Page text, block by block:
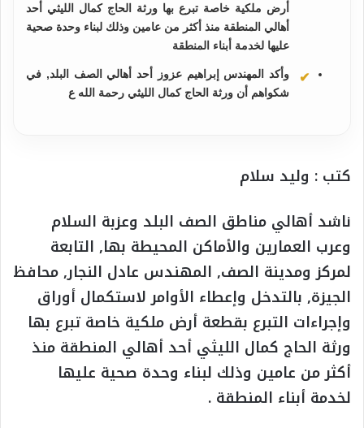
أرض ملكية خاصة تبرع بها ورثة الحاج كمال الليثي أحد
أهالي المنطقة منذ أكثر من عامين وذلك لبناء وحدة صحية
عليها لخدمة أبناء المنطقة
وأكد المهندس إبراهيم عزوز أحد أهالي الصف البلد, في
شكواهم أن ورثة الحاج كمال الليثي رحمة الله ع
كتب : وليد سلام
ناشد أهالي مناطق الصف البلد وعزبة السلام
وعرب العمارين والأماكن المحيطة بها, التابعة
لمركز ومدينة الصف, المهندس عادل النجار, محافظ
الجيزة, بالتدخل وإعطاء الأوامر لاستكمال أوراق
وإجراءات التبرع بقطعة أرض ملكية خاصة تبرع بها
ورثة الحاج كمال الليثي أحد أهالي المنطقة منذ
أكثر من عامين وذلك لبناء وحدة صحية عليها
لخدمة أبناء المنطقة .